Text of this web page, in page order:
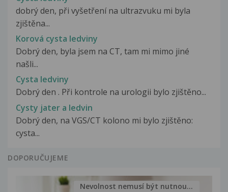
dobrý den, při vyšetření na ultrazvuku mi byla
zjištěna...
Korová cysta ledviny
Dobrý den, byla jsem na CT, tam mi mimo jiné
našli...
Cysta ledviny
Dobrý den . Při kontrole na urologii bylo zjištěno...
Cysty jater a ledvin
Dobrý den, na VGS/CT kolono mi bylo zjištěno:
cysta...
DOPORUČUJEME
Nevolnost nemusí být nutnou...